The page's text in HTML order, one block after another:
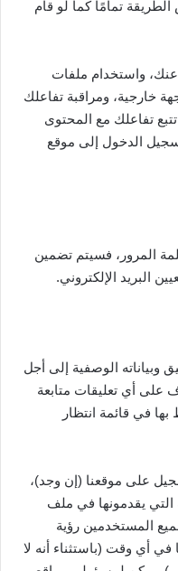
تمامًا كما لو قام
عنك، واستخدام ملفات
خارجية، ومراقبة تفاعلك
تفاعلك مع المحتوى
الدخول إلى موقع
المرور، فسيتم تضمين
وبياناته الوصفية إلى أجل
أي تعليقات متابعة
بها في قائمة انتظار
على موقعنا (إن وجد)،
التي يقدمونها في ملف
المستخدمين رؤية
في أي وقت (باستثناء أنه لا